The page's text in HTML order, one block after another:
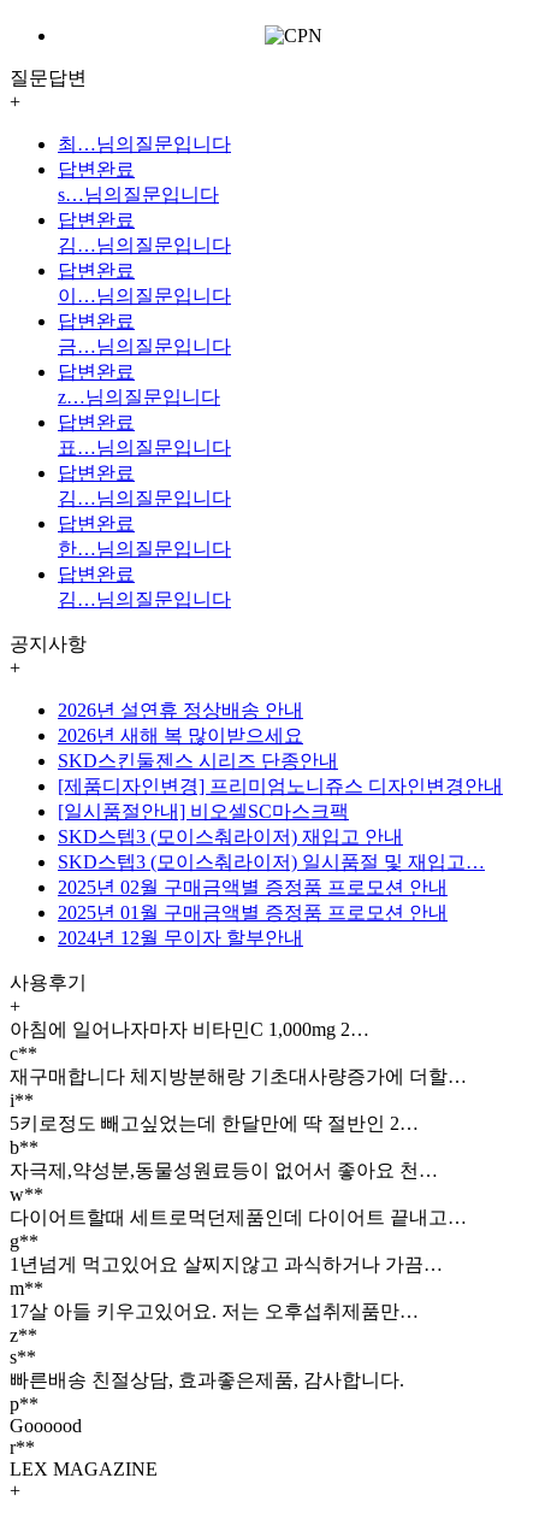
질문답변
+
최…님의질문입니다
답변완료
s…님의질문입니다
답변완료
김…님의질문입니다
답변완료
이…님의질문입니다
답변완료
금…님의질문입니다
답변완료
z…님의질문입니다
답변완료
표…님의질문입니다
답변완료
김…님의질문입니다
답변완료
한…님의질문입니다
답변완료
김…님의질문입니다
공지사항
+
2026년 설연휴 정상배송 안내
2026년 새해 복 많이받으세요
SKD스킨둘젠스 시리즈 단종안내
[제품디자인변경] 프리미엄노니쥬스 디자인변경안내
[일시품절안내] 비오셀SC마스크팩
SKD스텝3 (모이스춰라이저) 재입고 안내
SKD스텝3 (모이스춰라이저) 일시품절 및 재입고…
2025년 02월 구매금액별 증정품 프로모션 안내
2025년 01월 구매금액별 증정품 프로모션 안내
2024년 12월 무이자 할부안내
사용후기
+
아침에 일어나자마자 비타민C 1,000mg 2…
c**
재구매합니다 체지방분해랑 기초대사량증가에 더할…
i**
5키로정도 빼고싶었는데 한달만에 딱 절반인 2…
b**
자극제,약성분,동물성원료등이 없어서 좋아요 천…
w**
다이어트할때 세트로먹던제품인데 다이어트 끝내고…
g**
1년넘게 먹고있어요 살찌지않고 과식하거나 가끔…
m**
17살 아들 키우고있어요. 저는 오후섭취제품만…
z**
s**
빠른배송 친절상담, 효과좋은제품, 감사합니다.
p**
Goooood
r**
LEX MAGAZINE
+